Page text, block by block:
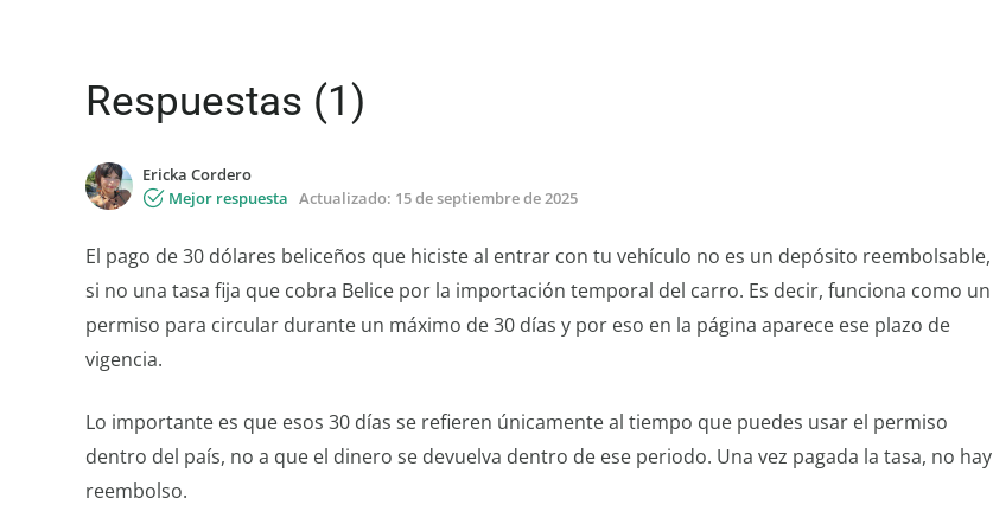
Respuestas (1)
Ericka Cordero
Mejor respuesta Actualizado: 15 de septiembre de 2025
El pago de 30 dólares beliceños que hiciste al entrar con tu vehículo no es un depósito reembolsable,
si no una tasa fija que cobra Belice por la importación temporal del carro. Es decir, funciona como un
permiso para circular durante un máximo de 30 días y por eso en la página aparece ese plazo de
vigencia.
Lo importante es que esos 30 días se refieren únicamente al tiempo que puedes usar el permiso
dentro del país, no a que el dinero se devuelva dentro de ese periodo. Una vez pagada la tasa, no hay
reembolso.